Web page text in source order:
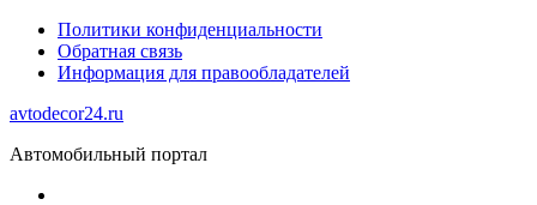
Политики конфиденциальности
Обратная связь
Информация для правообладателей
avtodecor24.ru
Автомобильный портал